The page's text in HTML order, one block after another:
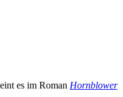
es im Roman Hornblower